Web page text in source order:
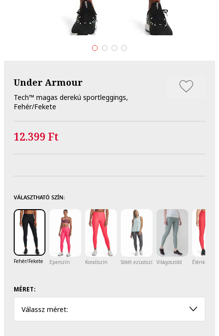
Under Armour
Tech™ magas derekú sportleggings,
Fehér/Fekete
12.399 Ft
VÁLASZTHATÓ SZÍN:
Fehér/Fekete Eperszín Korallszín Sötét ezüstszín Világoszöld Élénkpiros
MÉRET:
Válassz méret: